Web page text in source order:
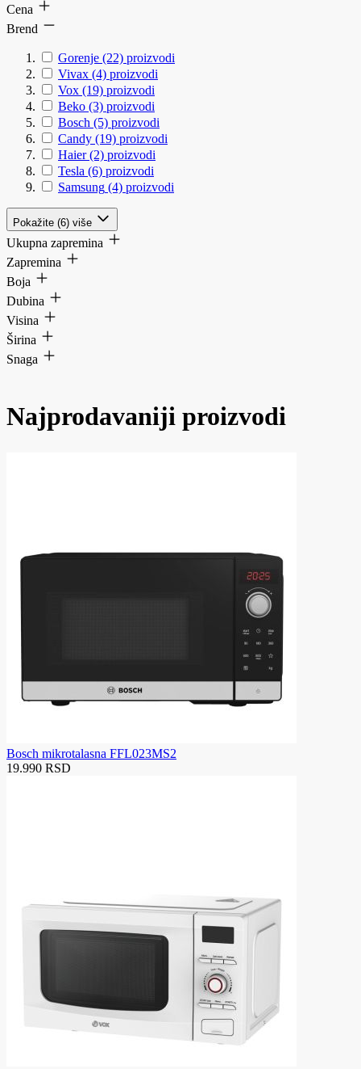
Cena
Brend
Gorenje (22) proizvodi
Vivax (4) proizvodi
Vox (19) proizvodi
Beko (3) proizvodi
Bosch (5) proizvodi
Candy (19) proizvodi
Haier (2) proizvodi
Tesla (6) proizvodi
Samsung (4) proizvodi
Pokažite (6) više
Ukupna zapremina
Zapremina
Boja
Dubina
Visina
Širina
Snaga
Najprodavaniji proizvodi
Bosch mikrotalasna FFL023MS2
19.990 RSD